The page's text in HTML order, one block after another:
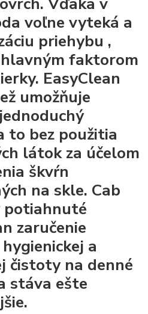
voľne vyteká a
priehybu ,
faktorom
EasyClean
umožňuje
to bez použitia
látok za účelom
škvŕn
na skle. Cab
potiahnuté
zaručenie
a
čistoty na denné
stáva ešte